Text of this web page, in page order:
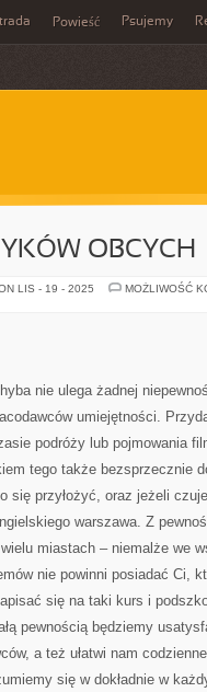
Powieść Psujemy
OBCYCH
LIS - 19 - 2025
MOŻLIWOŚĆ
nie ulega żadnej
umiejętności.
podróży lub pojmowania
tego także bezsprzecznie
się przyłożyć, oraz jeżeli
warszawa. Z
miastach – niemalże we
nie powinni posiadać Ci,
się na taki kurs i
pewnością będziemy
a też ułatwi nam
się w dokładnie w